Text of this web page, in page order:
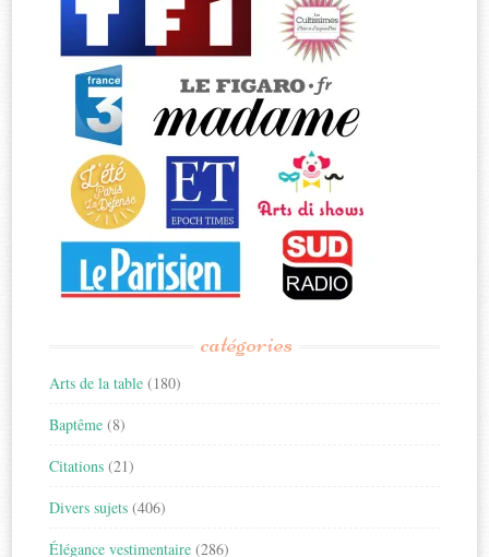
catégories
Arts de la table (180)
Baptême (8)
Citations (21)
Divers sujets (406)
Élégance vestimentaire (286)